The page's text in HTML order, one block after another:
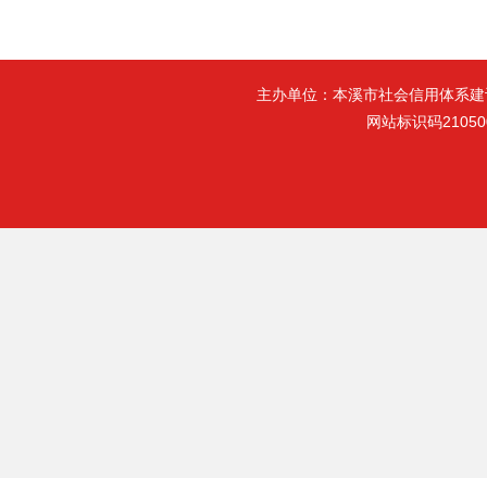
主办单位：本溪市社会信用体系
网站标识码